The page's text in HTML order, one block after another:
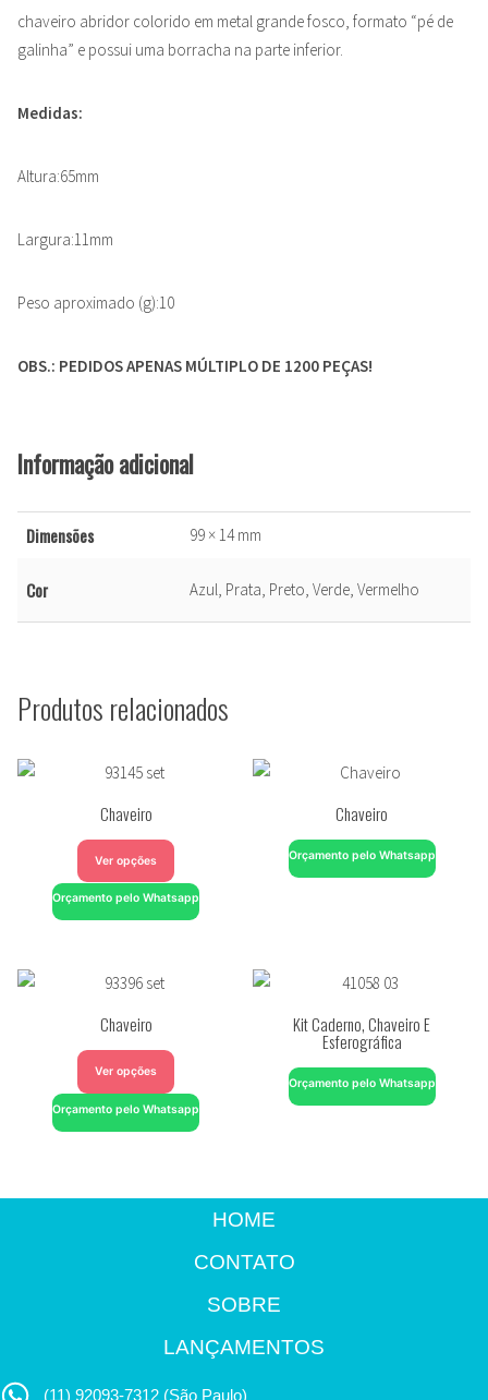
chaveiro abridor colorido em metal grande fosco, formato “pé de
galinha” e possui uma borracha na parte inferior.
Medidas:
Altura:65mm
Largura:11mm
Peso aproximado (g):10
OBS.: PEDIDOS APENAS MÚLTIPLO DE 1200 PEÇAS!
Informação adicional
Dimensões 99 × 14 mm
Cor Azul, Prata, Preto, Verde, Vermelho
Produtos relacionados
Chaveiro
Ver opções
Orçamento pelo Whatsapp
Chaveiro
Orçamento pelo Whatsapp
Chaveiro
Ver opções
Orçamento pelo Whatsapp
Kit Caderno, Chaveiro E
Esferográfica
Orçamento pelo Whatsapp
HOME
CONTATO
SOBRE
LANÇAMENTOS
(11) 92093-7312 (São Paulo)